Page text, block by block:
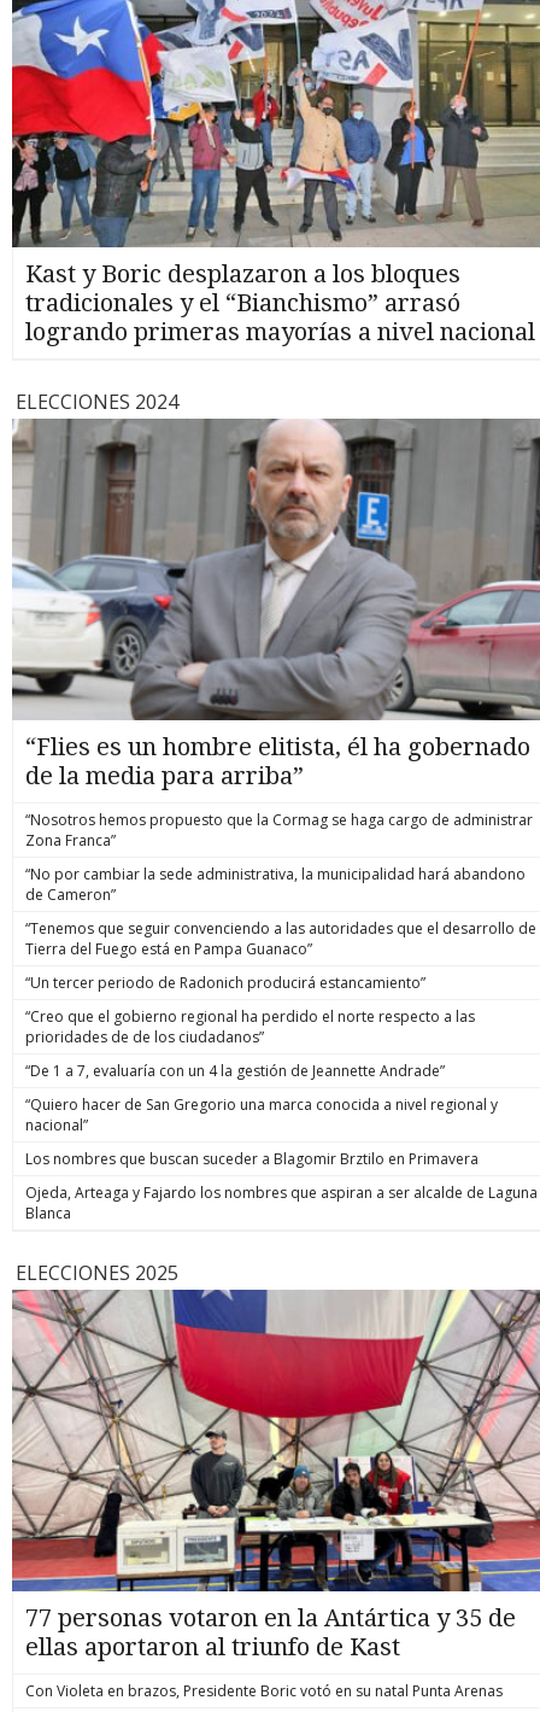
Kast y Boric desplazaron a los bloques
tradicionales y el “Bianchismo” arrasó
logrando primeras mayorías a nivel nacional
ELECCIONES 2024
“Flies es un hombre elitista, él ha gobernado
de la media para arriba”
“Nosotros hemos propuesto que la Cormag se haga cargo de administrar
Zona Franca”
“No por cambiar la sede administrativa, la municipalidad hará abandono
de Cameron”
“Tenemos que seguir convenciendo a las autoridades que el desarrollo de
Tierra del Fuego está en Pampa Guanaco”
“Un tercer periodo de Radonich producirá estancamiento”
“Creo que el gobierno regional ha perdido el norte respecto a las
prioridades de de los ciudadanos”
“De 1 a 7, evaluaría con un 4 la gestión de Jeannette Andrade”
“Quiero hacer de San Gregorio una marca conocida a nivel regional y
nacional”
Los nombres que buscan suceder a Blagomir Brztilo en Primavera
Ojeda, Arteaga y Fajardo los nombres que aspiran a ser alcalde de Laguna
Blanca
ELECCIONES 2025
77 personas votaron en la Antártica y 35 de
ellas aportaron al triunfo de Kast
Con Violeta en brazos, Presidente Boric votó en su natal Punta Arenas